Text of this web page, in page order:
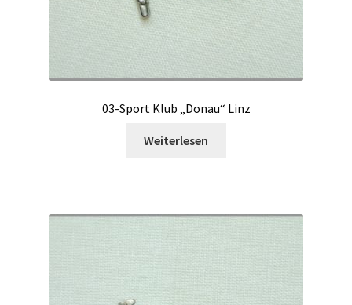
03-Sport Klub „Donau“ Linz
Weiterlesen